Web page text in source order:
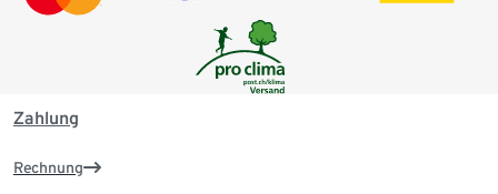
Zahlung
Rechnung